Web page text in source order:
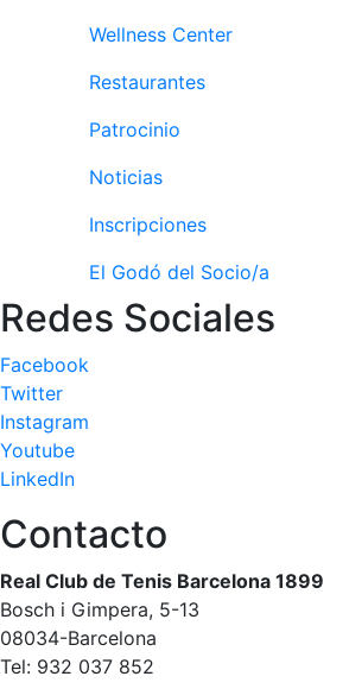
Wellness Center
Restaurantes
Patrocinio
Noticias
Inscripciones
El Godó del Socio/a
Redes Sociales
Facebook
Twitter
Instagram
Youtube
LinkedIn
Contacto
Real Club de Tenis Barcelona 1899
Bosch i Gimpera, 5-13
08034-Barcelona
Tel: 932 037 852